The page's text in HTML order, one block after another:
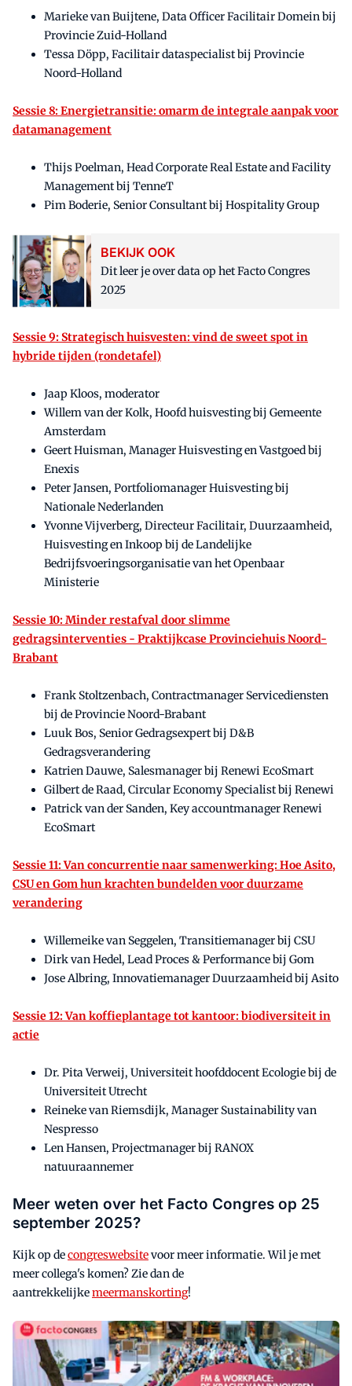
Marieke van Buijtene, Data Officer Facilitair Domein bij
Provincie Zuid-Holland
Tessa Döpp, Facilitair dataspecialist bij Provincie
Noord-Holland
Sessie 8: Energietransitie: omarm de integrale aanpak voor
datamanagement
Thijs Poelman, Head Corporate Real Estate and Facility
Management bij TenneT
Pim Boderie, Senior Consultant bij Hospitality Group
BEKIJK OOK
Dit leer je over data op het Facto Congres
2025
Sessie 9: Strategisch huisvesten: vind de sweet spot in
hybride tijden (rondetafel)
Jaap Kloos, moderator
Willem van der Kolk, Hoofd huisvesting bij Gemeente
Amsterdam
Geert Huisman, Manager Huisvesting en Vastgoed bij
Enexis
Peter Jansen, Portfoliomanager Huisvesting bij
Nationale Nederlanden
Yvonne Vijverberg, Directeur Facilitair, Duurzaamheid,
Huisvesting en Inkoop bij de Landelijke
Bedrijfsvoeringsorganisatie van het Openbaar
Ministerie
Sessie 10: Minder restafval door slimme
gedragsinterventies - Praktijkcase Provinciehuis Noord-
Brabant
Frank Stoltzenbach, Contractmanager Servicediensten
bij de Provincie Noord-Brabant
Luuk Bos, Senior Gedragsexpert bij D&B
Gedragsverandering
Katrien Dauwe, Salesmanager bij Renewi EcoSmart
Gilbert de Raad, Circular Economy Specialist bij Renewi
Patrick van der Sanden, Key accountmanager Renewi
EcoSmart
Sessie 11: Van concurrentie naar samenwerking: Hoe Asito,
CSU en Gom hun krachten bundelden voor duurzame
verandering
Willemeike van Seggelen, Transitiemanager bij CSU
Dirk van Hedel, Lead Proces & Performance bij Gom
Jose Albring, Innovatiemanager Duurzaamheid bij Asito
Sessie 12: Van koffieplantage tot kantoor: biodiversiteit in
actie
Dr. Pita Verweij, Universiteit hoofddocent Ecologie bij de
Universiteit Utrecht
Reineke van Riemsdijk, Manager Sustainability van
Nespresso
Len Hansen, Projectmanager bij RANOX
natuuraannemer
Meer weten over het Facto Congres op 25
september 2025?
Kijk op decongreswebsitevoor meer informatie. Wil je met
meer collega's komen? Zie dan de
aantrekkelijkemeermanskorting!